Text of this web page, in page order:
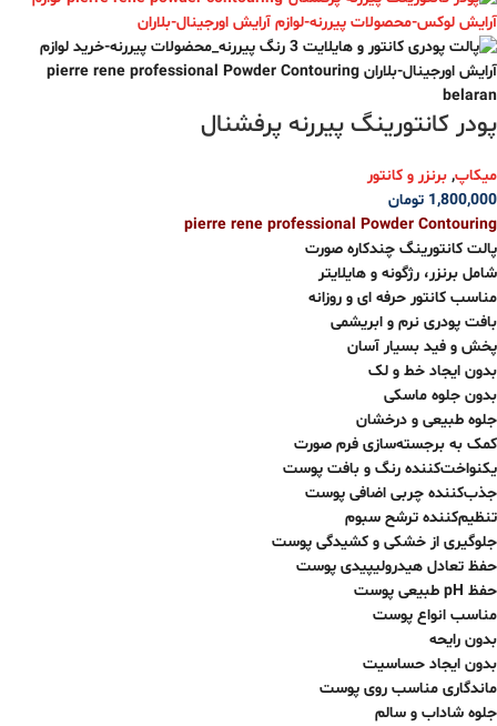
پودر کانتورینگ‌ پیررنه پرفشنال
میکاپ, برنزر و کانتور
1,800,000 تومان
pierre rene professional Powder Contouring
پالت کانتورینگ چندکاره صورت
شامل برنزر، رژگونه و هایلایتر
مناسب کانتور حرفه ای و روزانه
بافت پودری نرم و ابریشمی
پخش و فید بسیار آسان
بدون ایجاد خط و لک
بدون جلوه ماسکی
جلوه طبیعی و درخشان
کمک به برجسته‌سازی فرم صورت
یکنواخت‌کننده رنگ و بافت پوست
جذب‌کننده چربی اضافی پوست
تنظیم‌کننده ترشح سبوم
جلوگیری از خشکی و کشیدگی پوست
حفظ تعادل هیدرولیپیدی پوست
حفظ pH طبیعی پوست
مناسب انواع پوست
بدون رایحه
بدون ایجاد حساسیت
ماندگاری مناسب روی پوست
جلوه شاداب و سالم